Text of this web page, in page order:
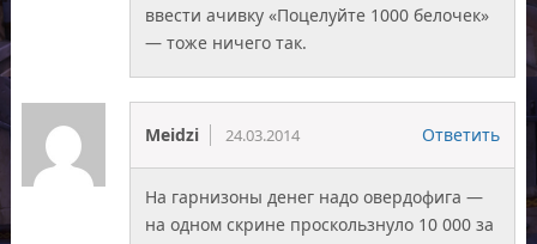
ввести ачивку «Поцелуйте 1000 белочек»
— тоже ничего так.
Meidzi 24.03.2014 Ответить
На гарнизоны денег надо овердофига —
на одном скрине проскользнуло 10 000 за